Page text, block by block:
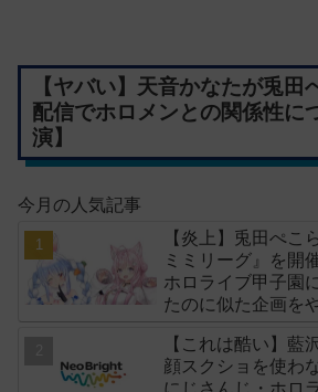
【ヤバい】天音かなたが兎田
配信でホロメンとの関係性に
演】
今月の人気記事
【炎上】兎田ぺこ
ミミリーグ』を開
ホロライブ甲子園
たのに似た企画を
【これは酷い】藍
顔スクショを使わ
にじさんじ・ホロ